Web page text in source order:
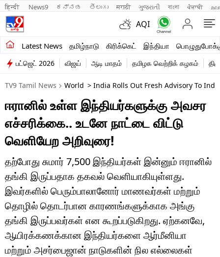
हिन्दी News9 ಕನ್ನಡ తెలుగు मराठी ગુજરાતી বাংলা ਪੰਜਾਬੀ
AQI
Latest News தமிழ்நாடு கிரிக்கெட் இந்தியா
சமீபத்திய செய்திகள்
தமிழ்நாடு
இந்தியா
உலகம்
விளையாட்டு
பொழுதுபோக்கு
லைஃப்ஸ்டைல்
வணிகம்
டெக்னாலஜி
ஆன்மீகம்
பட்ஜெட் 2026 விஜய் ஆடி மாதம் தமிழக வெற்றிக் கழகம்
TV9 Tamil News World > India Rolls Out Fresh Advisory To
ஈரானில் உள்ள இந்தியர்களுக்கு அவசர
எச்சரிக்கை.. உடனே நாட்டை விட்டு
வெளியேற அறிவுரை!
தற்போது சுமார் 7,500 இந்தியர்கள் இன்னும் ஈரானில்
தங்கி இருப்பதாக தகவல் வெளியாகியுள்ளது.
இவர்களில் பெரும்பாலானோர் மாணவர்கள் மற்றும்
தொழில் தொடர்பான காரணங்களுக்காக அங்கு
தங்கி இருப்பவர்கள் என கூறப்படுகிறது. ஏற்கனவே,
ஆயிரக்கணக்கான இந்தியர்களை ஆர்மீனியா
மற்றும் அசர்பைஜான் நாடுகளின் நில எல்லைகள்